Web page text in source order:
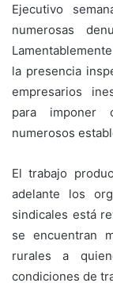
Ejecutivo
numerosas
la presencia
empresarios
para imponer
numerosos
El trabajo
adelante los
sindicales está
se encuentran
rurales a
condiciones de